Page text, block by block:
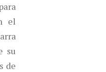
el
su
de